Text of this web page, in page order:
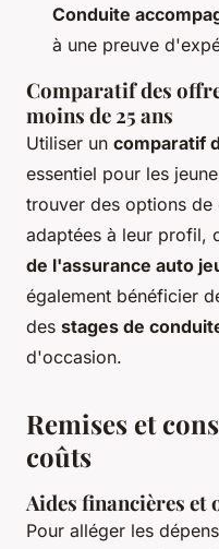
Conduite
à une preuve
Comparatif des
moins de 25 ans
Utiliser un comparatif
essentiel pour les
trouver des options
adaptées à leur profil,
de l'assurance auto
également bénéficier
des stages de
d'occasion.
Remises et
coûts
Aides financières et
Pour alléger les